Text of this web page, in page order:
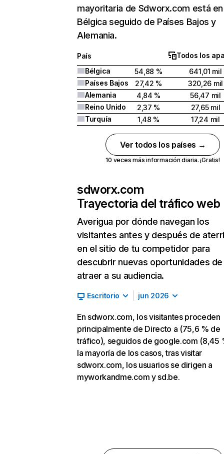
mayoritaria de Sdworx.com está en
Bélgica seguido de Países Bajos y
Alemania.
País
Todos los
Bélgica
54,88 %
641,01 mil
Países Bajos
27,42 %
320,26 mil
Alemania
4,84 %
56,47 mil
Reino Unido
2,37 %
27,65 mil
Turquía
1,48 % 17,24 mil
Ver todos los países →
10 veces más información diaria. ¡Gratis!
sdworx.com
Trayectoria del tráfico web
Averigua por dónde navegan los
visitantes antes y después de
en el sitio de tu competidor para
descubrir nuevas oportunidades de
atraer a su audiencia.
Escritorio jun 2026
En sdworx.com, los visitantes proceden
principalmente de Directo a (75,6 % de
tráfico), seguidos de google.com (8,45
la mayoría de los casos, tras visitar
sdworx.com, los usuarios se dirigen a
myworkandme.com y sd.be.